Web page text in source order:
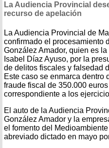
La Audiencia Provincial
recurso de apelación
La Audiencia Provincial de
confirmado el procesamiento
González Amador, quien es
Isabel Díaz Ayuso, por la
de delitos fiscales y falsedad
Este caso se enmarca dentro
fraude fiscal de 350.000 euros
correspondiente a los
El auto de la Audiencia
González Amador y la
el fomento del
abreviado dictado en mayo